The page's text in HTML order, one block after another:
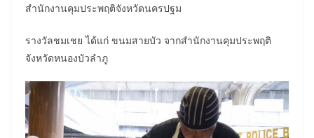
สำนักงานคุมประพฤติจังหวัดนครปฐม
รางวัลชมเชย ได้แก่ ขนมสายบัว จากสำนักงานคุมประพฤติ
จังหวัดหนองบัวลำภู